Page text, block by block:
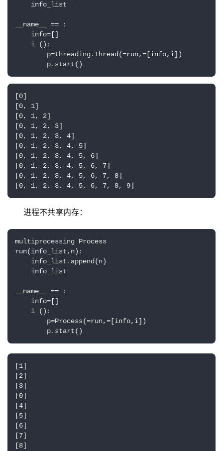
info_list
__name__ == :
info=[]
i ():
p=threading.Thread(=run,=[info,i])
p.start()
[0]
[0, 1]
[0, 1, 2]
[0, 1, 2, 3]
[0, 1, 2, 3, 4]
[0, 1, 2, 3, 4, 5]
[0, 1, 2, 3, 4, 5, 6]
[0, 1, 2, 3, 4, 5, 6, 7]
[0, 1, 2, 3, 4, 5, 6, 7, 8]
[0, 1, 2, 3, 4, 5, 6, 7, 8, 9]
进程不共享内存：
multiprocessing Process
run(info_list,n):
info_list.append(n)
info_list
__name__ == :
info=[]
i ():
p=Process(=run,=[info,i])
p.start()
[1]
[2]
[3]
[0]
[4]
[5]
[6]
[7]
[8]